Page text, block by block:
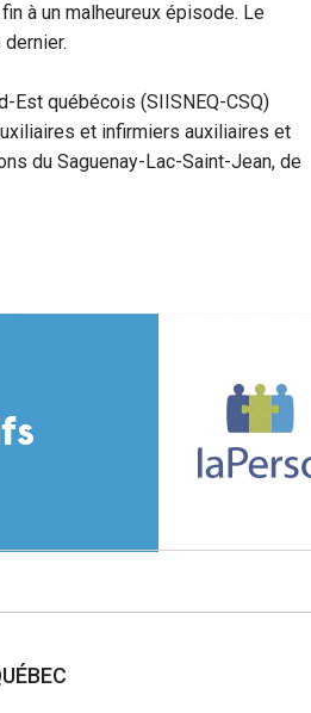
à un malheureux épisode. Le
Est québécois (SIISNEQ-CSQ)
et infirmiers auxiliaires et
du Saguenay-Lac-Saint-Jean, de